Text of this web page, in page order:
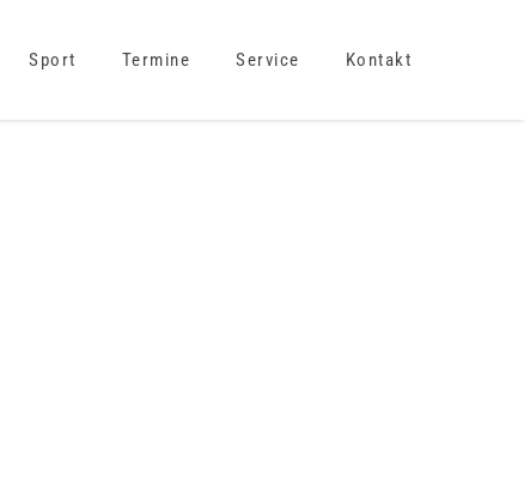
Sport Termine Service Kontakt